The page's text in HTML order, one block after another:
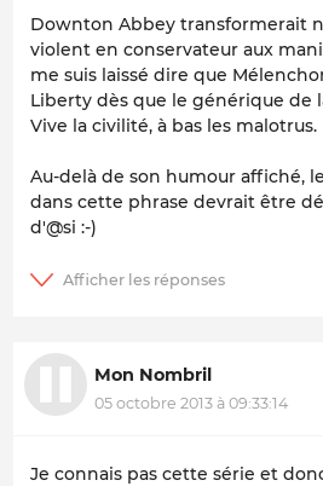
Downton Abbey transformerait
violent en conservateur aux
me suis laissé dire que
Liberty dès que le générique de
Vive la civilité, à bas les malotrus.
Au-delà de son humour affiché,
dans cette phrase devrait être
d'@si :-)
Mon Nombril
05 octobre 2013 à 09:33:14
Je connais pas cette série et